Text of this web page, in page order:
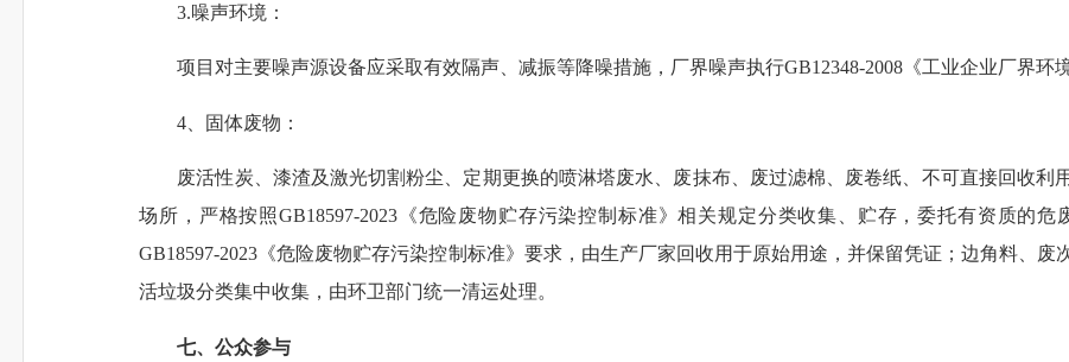
3.噪声环境：
项目对主要噪声源设备应采取有效隔声、减振等降噪措施，厂界噪声执行GB12348-2008《工业企业厂界环
4、固体废物：
废活性炭、漆渣及激光切割粉尘、定期更换的喷淋塔废水、废抹布、废过滤棉、废卷纸、不可直接回收利
场所，严格按照GB18597-2023《危险废物贮存污染控制标准》相关规定分类收集、贮存，委托有资质的危
GB18597-2023《危险废物贮存污染控制标准》要求，由生产厂家回收用于原始用途，并保留凭证；边角料、
活垃圾分类集中收集，由环卫部门统一清运处理。
七、公众参与